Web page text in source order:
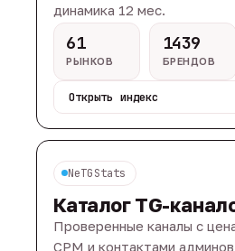
динамика 12 мес.
61
РЫНКОВ
1439
БРЕНДОВ
Открыть индекс
NeTGStats
Каталог TG-
Проверенные каналы с
CPM и контактами